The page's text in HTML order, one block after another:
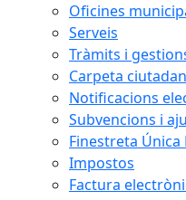
Oficines
Serveis
Tràmits i
Carpeta
Notificacions
Subvencions i
Finestreta Única
Impostos
Factura